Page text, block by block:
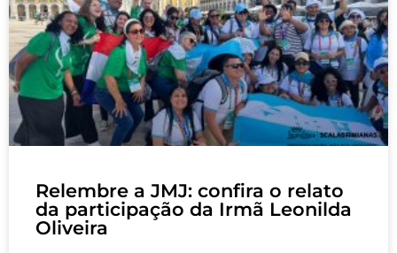
Relembre a JMJ: confira o relato
da participação da Irmã Leonilda
Oliveira